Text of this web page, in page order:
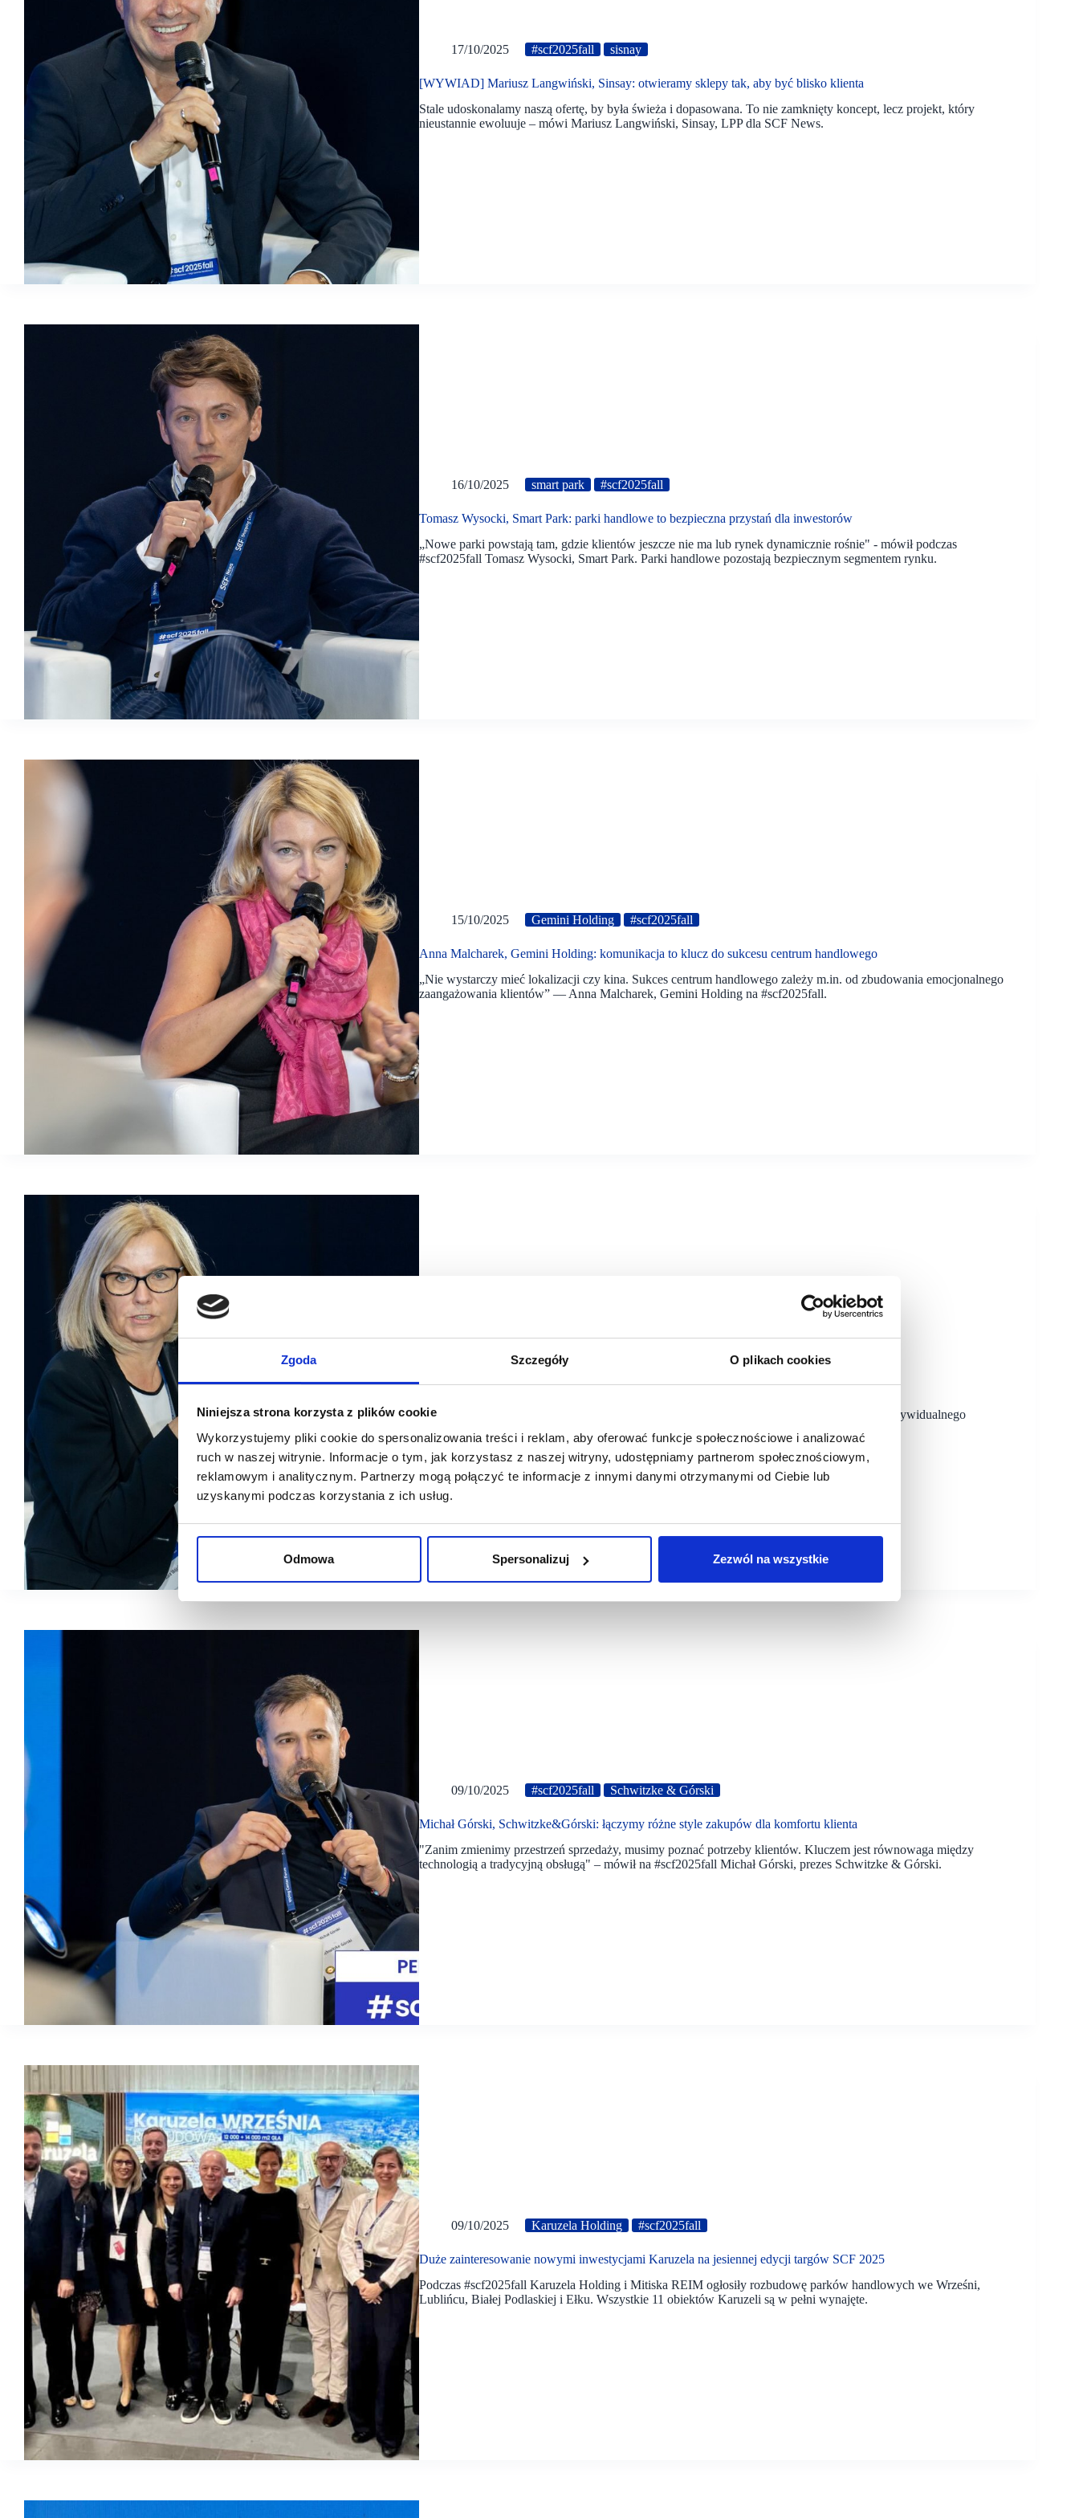
Zgoda Szczegóły O plikach cookies
Niniejsza strona korzysta z plików cookie
Wykorzystujemy pliki cookie do spersonalizowania treści i reklam, aby oferować funkcje społecznościowe i analizować
ruch w naszej witrynie. Informacje o tym, jak korzystasz z naszej witryny, udostępniamy partnerom społecznościowym,
reklamowym i analitycznym. Partnerzy mogą połączyć te informacje z innymi danymi otrzymanymi od Ciebie lub
uzyskanymi podczas korzystania z ich usług.
Odmowa Spersonalizuj Zezwól na wszystkie
17/10/2025 #scf2025fall sisnay
[WYWIAD] Mariusz Langwiński, Sinsay: otwieramy sklepy tak, aby być blisko klienta
Stale udoskonalamy naszą ofertę, by była świeża i dopasowana. To nie zamknięty koncept, lecz projekt, który
nieustannie ewoluuje – mówi Mariusz Langwiński, Sinsay, LPP dla SCF News.
16/10/2025 smart park #scf2025fall
Tomasz Wysocki, Smart Park: parki handlowe to bezpieczna przystań dla inwestorów
„Nowe parki powstają tam, gdzie klientów jeszcze nie ma lub rynek dynamicznie rośnie" - mówił podczas
#scf2025fall Tomasz Wysocki, Smart Park. Parki handlowe pozostają bezpiecznym segmentem rynku.
15/10/2025 Gemini Holding #scf2025fall
Anna Malcharek, Gemini Holding: komunikacja to klucz do sukcesu centrum handlowego
„Nie wystarczy mieć lokalizacji czy kina. Sukces centrum handlowego zależy m.in. od zbudowania emocjonalnego
zaangażowania klientów” — Anna Malcharek, Gemini Holding na #scf2025fall.
Globalworth
Barbara Wójcik, Globalworth: Sukces to indywidualne podejście do każdego projektu
„Nie ma jednej recepty na sukces – każde miasto ma swoje DNA, a każdy projekt wymaga indywidualnego
09/10/2025 #scf2025fall Schwitzke & Górski
Michał Górski, Schwitzke&Górski: łączymy różne style zakupów dla komfortu klienta
"Zanim zmienimy przestrzeń sprzedaży, musimy poznać potrzeby klientów. Kluczem jest równowaga między
technologią a tradycyjną obsługą" – mówił na #scf2025fall Michał Górski, prezes Schwitzke & Górski.
09/10/2025 Karuzela Holding #scf2025fall
Duże zainteresowanie nowymi inwestycjami Karuzela na jesiennej edycji targów SCF 2025
Podczas #scf2025fall Karuzela Holding i Mitiska REIM ogłosiły rozbudowę parków handlowych we Wrześni,
Lublińcu, Białej Podlaskiej i Ełku. Wszystkie 11 obiektów Karuzeli są w pełni wynajęte.